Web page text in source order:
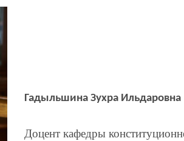
Гадыльшина Зухра Ильдаровна
Доцент кафедры